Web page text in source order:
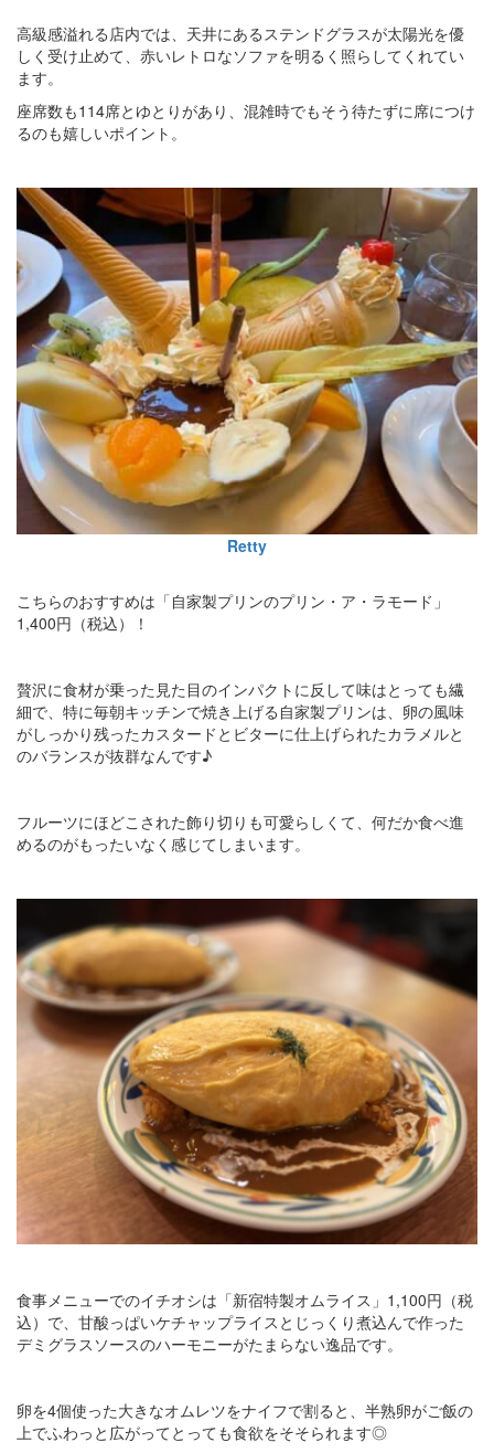
高級感溢れる店内では、天井にあるステンドグラスが太陽光を優
しく受け止めて、赤いレトロなソファを明るく照らしてくれてい
ます。
座席数も114席とゆとりがあり、混雑時でもそう待たずに席につけ
るのも嬉しいポイント。
Retty
こちらのおすすめは「自家製プリンのプリン・ア・ラモード」
1,400円（税込）！
贅沢に食材が乗った見た目のインパクトに反して味はとっても繊
細で、特に毎朝キッチンで焼き上げる自家製プリンは、卵の風味
がしっかり残ったカスタードとビターに仕上げられたカラメルと
のバランスが抜群なんです♪
フルーツにほどこされた飾り切りも可愛らしくて、何だか食べ進
めるのがもったいなく感じてしまいます。
食事メニューでのイチオシは「新宿特製オムライス」1,100円（税
込）で、甘酸っぱいケチャップライスとじっくり煮込んで作った
デミグラスソースのハーモニーがたまらない逸品です。
卵を4個使った大きなオムレツをナイフで割ると、半熟卵がご飯の
上でふわっと広がってとっても食欲をそそられます◎